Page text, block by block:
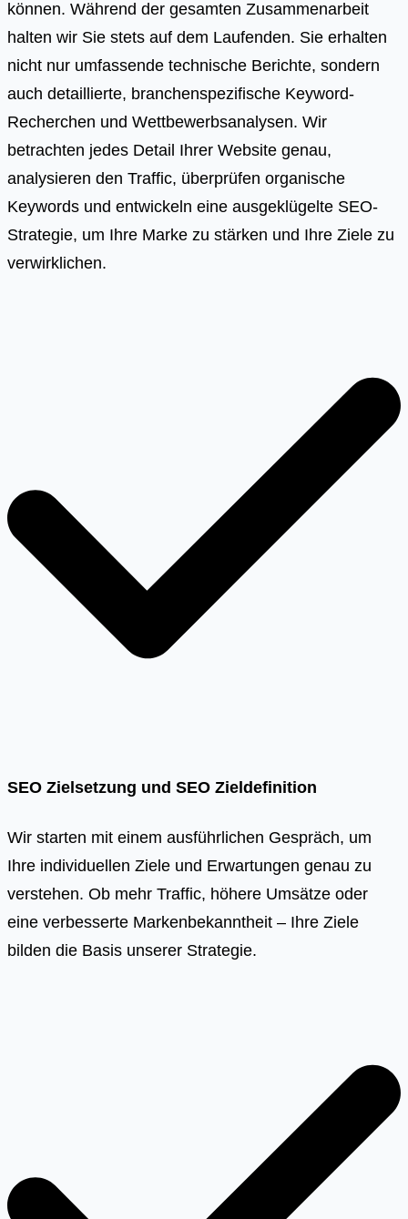
können. Während der gesamten Zusammenarbeit
halten wir Sie stets auf dem Laufenden. Sie erhalten
nicht nur umfassende technische Berichte, sondern
auch detaillierte, branchenspezifische Keyword-
Recherchen und Wettbewerbsanalysen. Wir
betrachten jedes Detail Ihrer Website genau,
analysieren den Traffic, überprüfen organische
Keywords und entwickeln eine ausgeklügelte SEO-
Strategie, um Ihre Marke zu stärken und Ihre Ziele zu
verwirklichen.
SEO Zielsetzung und SEO Zieldefinition
Wir starten mit einem ausführlichen Gespräch, um
Ihre individuellen Ziele und Erwartungen genau zu
verstehen. Ob mehr Traffic, höhere Umsätze oder
eine verbesserte Markenbekanntheit – Ihre Ziele
bilden die Basis unserer Strategie.